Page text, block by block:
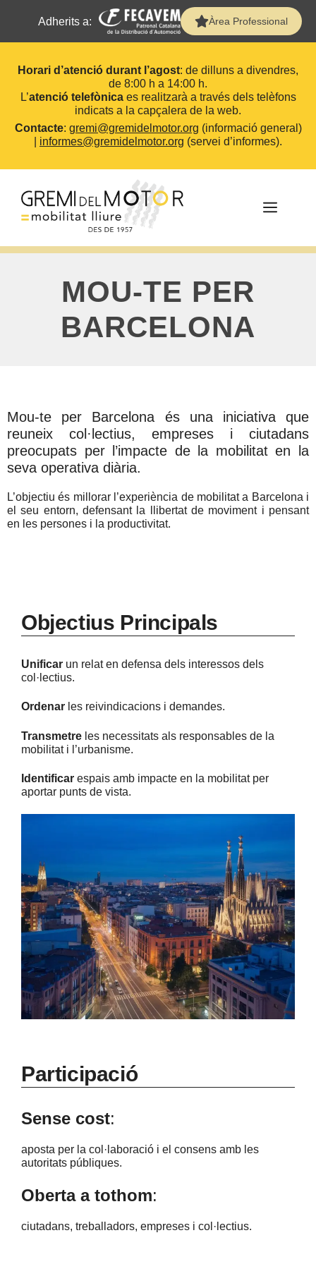
Adherits a: Àrea Professional
Horari d’atenció durant l’agost: de dilluns a divendres,
de 8:00 h a 14:00 h.
L’atenció telefònicaes realitzarà a través dels telèfons
indicats a la capçalera de la web.
Contacte: gremi@gremidelmotor.org (informació general)
informes@gremidelmotor.org (servei d’informes).
contingut
MOU-TE PER
BARCELONA
Mou-te per Barcelona és una iniciativa que
reuneix col·lectius, empreses i ciutadans
preocupats per l’impacte de la mobilitat en la
seva operativa diària.
L’objectiu és millorar l’experiència de mobilitat a Barcelona i
el seu entorn, defensant la llibertat de moviment i pensant
en les persones i la productivitat.
Objectius Principals
Unificar un relat en defensa dels interessos dels
col·lectius.
Ordenar les reivindicacions i demandes.
Transmetre les necessitats als responsables de la
mobilitat i l’urbanisme.
Identificar espais amb impacte en la mobilitat per
aportar punts de vista.
Participació
Oberta a tothom:
ciutadans, treballadors, empreses i col·lectius.
Sense cost:
aposta per la col·laboració i el consens amb les
autoritats públiques.